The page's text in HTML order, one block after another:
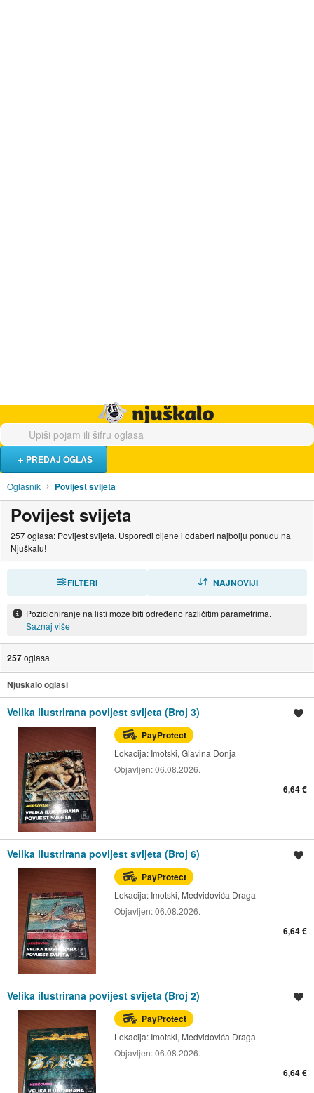
PREDAJ OGLAS
Oglasnik Povijest svijeta
Povijest svijeta
257 oglasa: Povijest svijeta. Usporedi cijene i odaberi najbolju ponudu na
Njuškalu!
FILTERI NAJNOVIJI
Pozicioniranje na listi može biti određeno različitim parametrima.
Saznaj više
257oglasa
Njuškalo oglasi
Velika ilustrirana povijest svijeta (Broj 3)
PayProtect
Lokacija: Imotski, Glavina Donja
Objavljen:06.08.2026.
6,64 €
Velika ilustrirana povijest svijeta (Broj 6)
PayProtect
Lokacija: Imotski, Medvidovića Draga
Objavljen:06.08.2026.
6,64 €
Velika ilustrirana povijest svijeta (Broj 2)
PayProtect
Lokacija: Imotski, Medvidovića Draga
Objavljen:06.08.2026.
6,64 €